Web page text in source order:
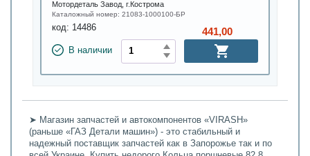
Мотордеталь Завод, г.Кострома
Каталожный номер: 21083-1000100-БР
код: 14486
В наличии
441,00
➤ Магазин запчастей и автокомпонентов «VIRASH»
(раньше «ГАЗ Детали машин») - это стабильный и
надежный поставщик запчастей как в Запорожье так и по